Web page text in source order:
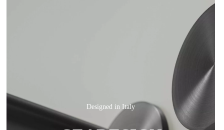
Designed in Italy